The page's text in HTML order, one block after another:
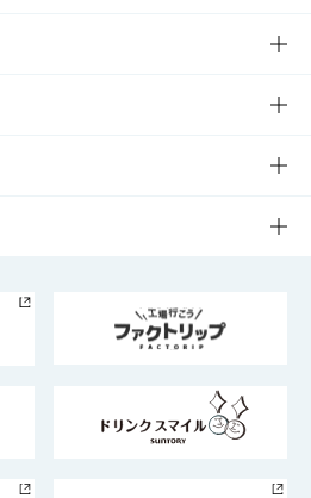
大阪
ステナビリティ経営